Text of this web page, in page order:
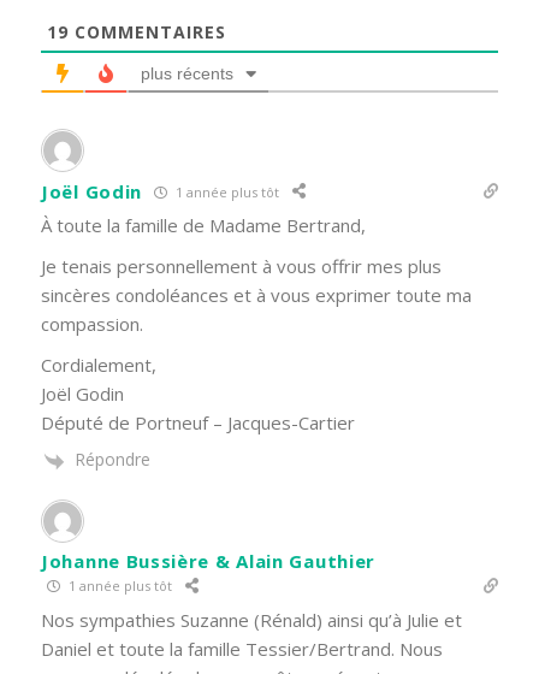
19 COMMENTAIRES
plus récents
Joël Godin 1 année plus tôt
À toute la famille de Madame Bertrand,
Je tenais personnellement à vous offrir mes plus
sincères condoléances et à vous exprimer toute ma
compassion.
Cordialement,
Joël Godin
Député de Portneuf – Jacques-Cartier
Répondre
Johanne Bussière & Alain Gauthier
1 année plus tôt
Nos sympathies Suzanne (Rénald) ainsi qu’à Julie et
Daniel et toute la famille Tessier/Bertrand. Nous